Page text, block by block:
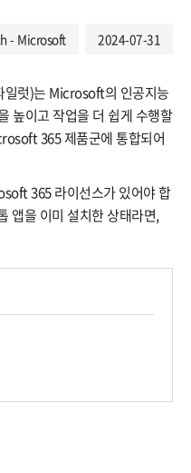
- Microsoft 2024-07-31
일럿)는 Microsoft의 인공지능
높이고 작업을 더 쉽게 수행할
365 제품군에 통합되어
365 라이선스가 있어야 합
앱을 이미 설치한 상태라면,